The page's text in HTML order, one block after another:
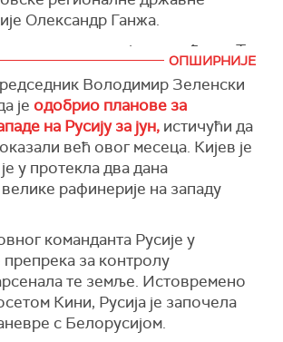
уништене.
Александар Панкин рекао је
изасланика
САД Стива Виткофа и Џареда
доприносе решењу у
су искрене и корисне.
свакако помажу, јер су то
и, очигледно, искрени.
да ситуацију разложимо
делове, да разумемо где,
може постићи напредак", рекао
је
Новости.
Олександр Ганжа.
погинуле, шест је повређено. То
руског ноћног напада на
повређених је
Лекари оцењују стање троје
написао је Ганжа на
Укринформ.
ОПШИРНИЈЕ
Володимир Зеленски
је одобрио планове за
на Русију за јун, истичући да
већ овог месеца. Кијев је
у протекла два дана
рафинерије на западу
команданта Русије у
препрека за контролу
те земље. Истовремено
Кини, Русија је започела
с Белорусијом.